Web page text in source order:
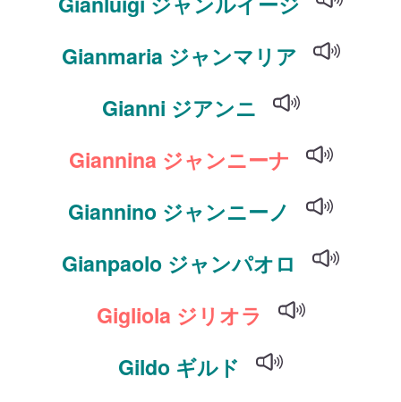
Gianmaria ジャンマリア
Gianni ジアンニ
Giannina ジャンニーナ
Giannino ジャンニーノ
Gianpaolo ジャンパオロ
Gigliola ジリオラ
Gildo ギルド